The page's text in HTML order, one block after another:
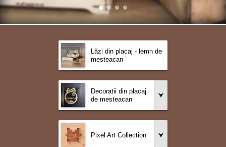
Lăzi din placaj - lemn de
mesteacan
Decoratii din placaj
de mesteacan
Pixel Art Collection